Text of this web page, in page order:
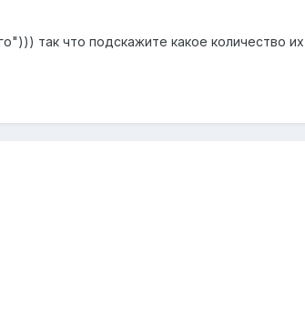
так что подскажите какое количество